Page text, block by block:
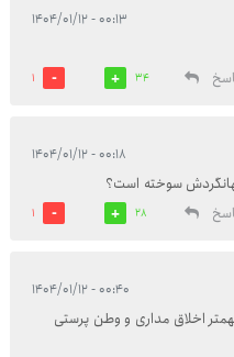
۰۰:۱۳ - ۱۴۰۴/۰۱/۱۲
34
1
۰۰:۱۸ - ۱۴۰۴/۰۱/۱۲
سوخته است؟
28
1
۰۰:۴۰ - ۱۴۰۴/۰۱/۱۲
اخلاق مداری و وطن پرستی